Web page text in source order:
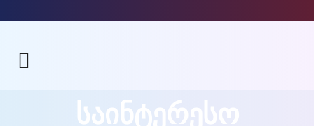
საინტერესო